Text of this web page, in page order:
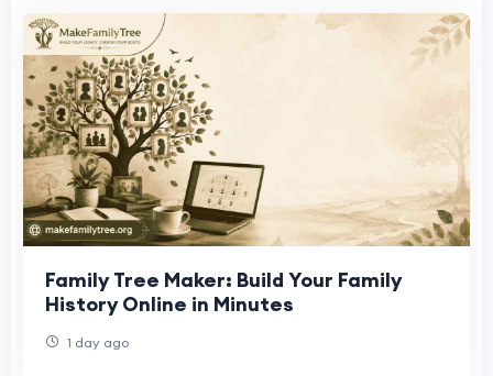
Family Tree Maker: Build Your Family
History Online in Minutes
1 day ago